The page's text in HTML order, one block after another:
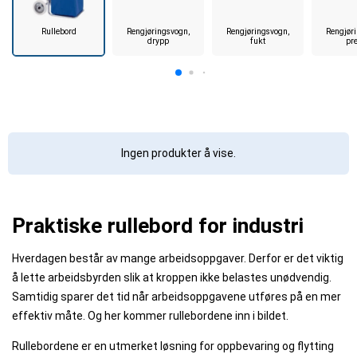
Rullebord
Rengjøringsvogn,
drypp
Rengjøringsvogn,
fukt
Ingen produkter å vise.
Praktiske rullebord for industri
Hverdagen består av mange arbeidsoppgaver. Derfor er det viktig
å lette arbeidsbyrden slik at kroppen ikke belastes unødvendig.
Samtidig sparer det tid når arbeidsoppgavene utføres på en mer
effektiv måte. Og her kommer rullebordene inn i bildet.
Rullebordene er en utmerket løsning for oppbevaring og flytting